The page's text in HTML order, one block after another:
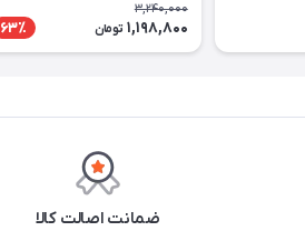
3,240,000
1,198,800 تومان 63٪
ضمانت اصالت کالا